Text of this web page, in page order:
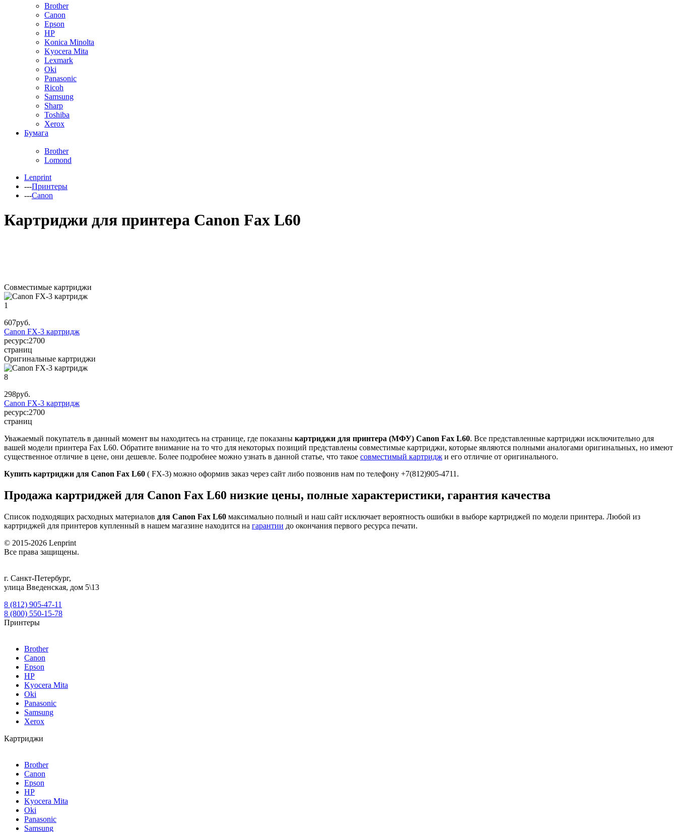
Brother
Canon
Epson
HP
Konica Minolta
Kyocera Mita
Lexmark
Oki
Panasonic
Ricoh
Samsung
Sharp
Toshiba
Xerox
Бумага
Brother
Lomond
Lenprint
---Принтеры
---Canon
Картриджи для принтера Canon Fax L60
Совместимые картриджи
1
607руб.
Canon FX-3 картридж
ресурс:2700
страниц
Оригинальные картриджи
8
298руб.
Canon FX-3 картридж
ресурс:2700
страниц
Уважаемый покупатель в данный момент вы находитесь на странице, где показаны картриджи для принтера (МФУ) Canon Fax L60. Все представленные картриджи исключительно для
вашей модели принтера Fax L60. Обратите внимание на то что для некоторых позиций представлены совместимые картриджи, которые являются полными аналогами оригинальных, но имеют
существенное отличие в цене, они дешевле. Более подробнее можно узнать в данной статье, что такое совместимый картридж и его отличие от оригинального.
Купить картриджи для Canon Fax L60 ( FX-3) можно оформив заказ через сайт либо позвонив нам по телефону +7(812)905-4711.
Продажа картриджей для Canon Fax L60 низкие цены, полные характеристики, гарантия качества
Список подходящих расходных материалов для Canon Fax L60 максимально полный и наш сайт исключает вероятность ошибки в выборе картриджей по модели принтера. Любой из
картриджей для принтеров купленный в нашем магазине находится на гарантии до окончания первого ресурса печати.
© 2015-2026 Lenprint
Все права защищены.
г. Санкт-Петербург,
улица Введенская, дом 5\13
8 (812) 905-47-11
8 (800) 550-15-78
Принтеры
Brother
Canon
Epson
HP
Kyocera Mita
Oki
Panasonic
Samsung
Xerox
Картриджи
Brother
Canon
Epson
HP
Kyocera Mita
Oki
Panasonic
Samsung